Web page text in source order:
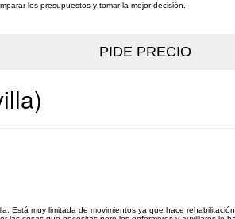
los presupuestos y tomar la mejor decisión.
muy limitada de movimientos ya que hace